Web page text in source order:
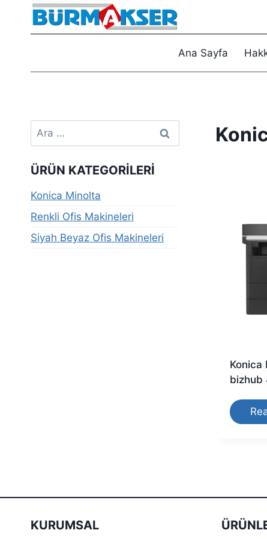
Ana Sayfa
Konica
bizhub
Arama:
ÜRÜN KATEGORILERI
Konica Minolta
Renkli Ofis Makineleri
Siyah Beyaz Ofis Makineleri
KURUMSAL